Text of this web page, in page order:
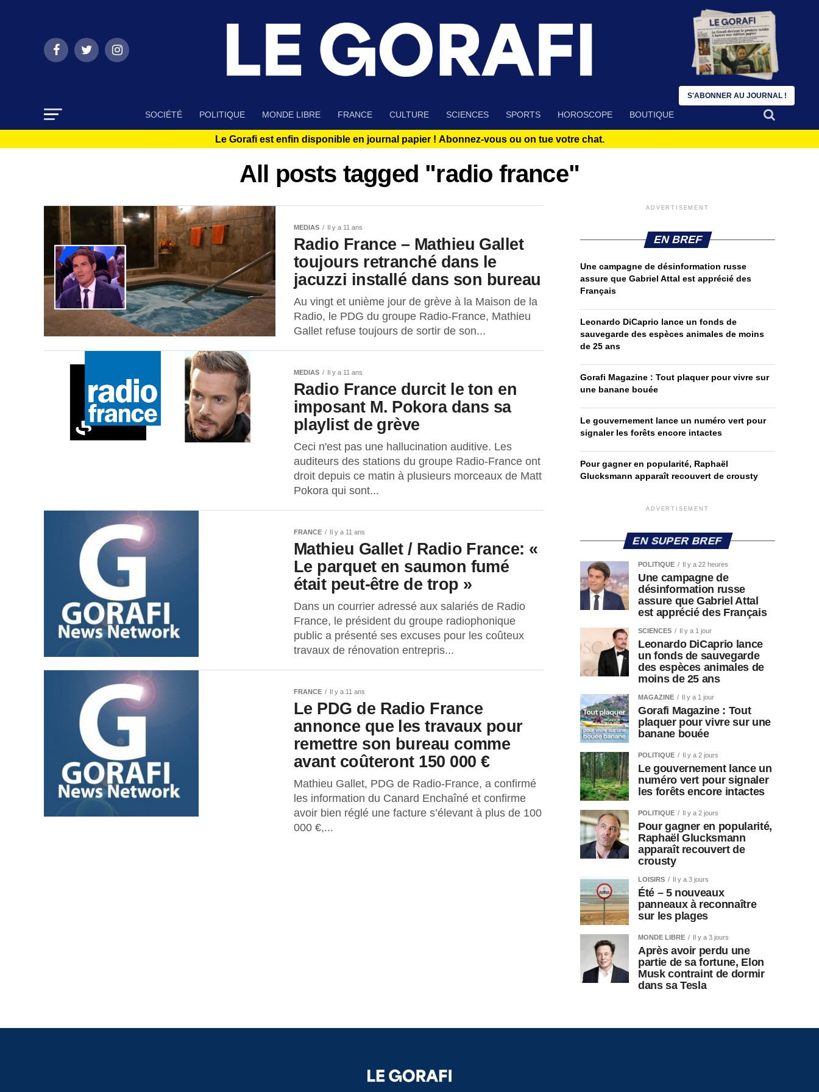
SOCIÉTÉ POLITIQUE MONDE LIBRE FRANCE CULTURE SCIENCES SPORTS HOROSCOPE BOUTIQUE
Le Gorafi est enfin disponible en journal papier ! Abonnez-vous ou on tue votre chat.
All posts tagged "radio france"
MEDIAS Il y a 11 ans
Radio France – Mathieu Gallet
toujours retranché dans le
jacuzzi installé dans son bureau
Au vingt et unième jour de grève à la Maison de la
Radio, le PDG du groupe Radio-France, Mathieu
Gallet refuse toujours de sortir de son...
MEDIAS Il y a 11 ans
Radio France durcit le ton en
imposant M. Pokora dans sa
playlist de grève
Ceci n'est pas une hallucination auditive. Les
auditeurs des stations du groupe Radio-France ont
droit depuis ce matin à plusieurs morceaux de Matt
Pokora qui sont...
FRANCE Il y a 11 ans
Mathieu Gallet / Radio France: «
Le parquet en saumon fumé
était peut-être de trop »
Dans un courrier adressé aux salariés de Radio
France, le président du groupe radiophonique
public a présenté ses excuses pour les coûteux
travaux de rénovation entrepris...
FRANCE Il y a 11 ans
Le PDG de Radio France
annonce que les travaux pour
remettre son bureau comme
avant coûteront 150 000 €
Mathieu Gallet, PDG de Radio-France, a confirmé
les information du Canard Enchaîné et confirme
avoir bien réglé une facture s’élevant à plus de 100
000 €,...
ADVERTISEMENT
EN BREF
Une campagne de désinformation russe
assure que Gabriel Attal est apprécié des
Français
Leonardo DiCaprio lance un fonds de
sauvegarde des espèces animales de moins
de 25 ans
Gorafi Magazine : Tout plaquer pour vivre sur
une banane bouée
Le gouvernement lance un numéro vert pour
signaler les forêts encore intactes
Pour gagner en popularité, Raphaël
Glucksmann apparaît recouvert de crousty
ADVERTISEMENT
EN SUPER BREF
POLITIQUE Il y a 22 heures
Une campagne de
désinformation russe
assure que Gabriel Attal
est apprécié des Français
SCIENCES Il y a 1 jour
Leonardo DiCaprio lance
un fonds de sauvegarde
des espèces animales de
moins de 25 ans
MAGAZINE Il y a 1 jour
Gorafi Magazine : Tout
plaquer pour vivre sur une
banane bouée
POLITIQUE Il y a 2 jours
Le gouvernement lance un
numéro vert pour signaler
les forêts encore intactes
POLITIQUE Il y a 2 jours
Pour gagner en popularité,
Raphaël Glucksmann
apparaît recouvert de
crousty
LOISIRS Il y a 3 jours
Été – 5 nouveaux
panneaux à reconnaître
sur les plages
MONDE LIBRE Il y a 3 jours
Après avoir perdu une
partie de sa fortune, Elon
Musk contraint de dormir
dans sa Tesla
S'ABONNER AU JOURNAL !